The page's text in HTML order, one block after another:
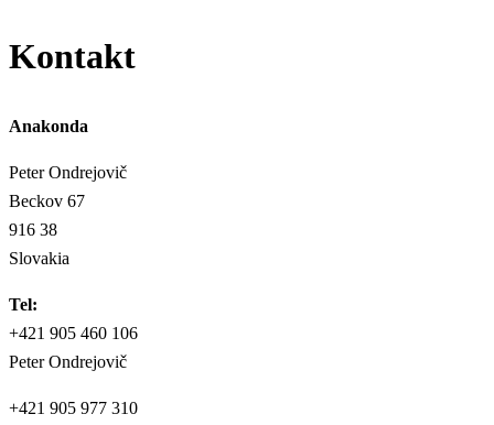
Kontakt
Anakonda
Peter Ondrejovič
Beckov 67
916 38
Slovakia
Tel:
+421 905 460 106
Peter Ondrejovič
+421 905 977 310